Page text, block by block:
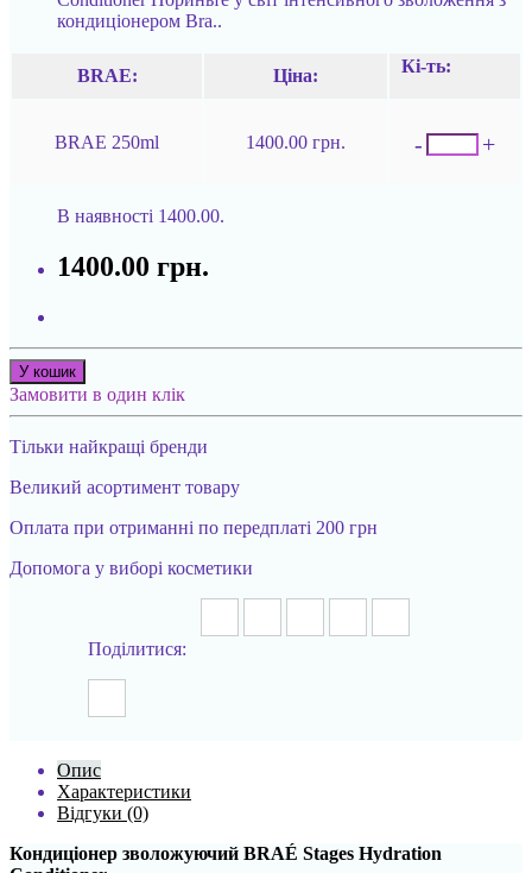
кондиціонером Bra..
BRAE: Ціна:
Кі-ть:
BRAE 250ml 1400.00 грн. - +
В наявності 1400.00.
1400.00 грн.
У кошик
Замовити в один клік
Тільки найкращі бренди
Великий асортимент товару
Оплата при отриманні по передплаті 200 грн
Допомога у виборі косметики
Поділитися:
Опис
Характеристики
Відгуки (0)
Кондиціонер зволожуючий BRAÉ Stages Hydration